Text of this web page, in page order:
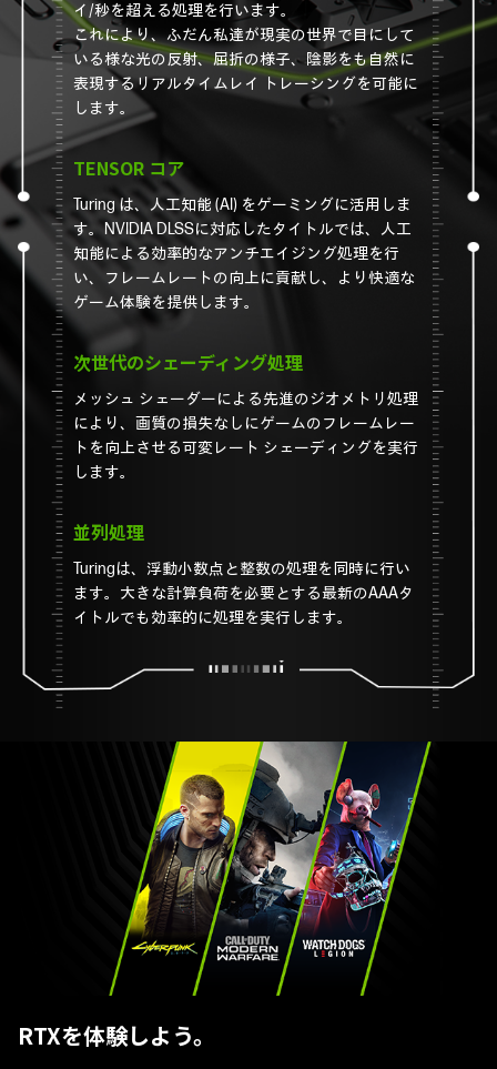
イ/秒を超える処理を行います。
これにより、ふだん私達が現実の世界で目にして
いる様な光の反射、屈折の様子、陰影をも自然に
表現するリアルタイムレイ トレーシングを可能に
します。
TENSOR コア
Turing は、人工知能 (AI) をゲーミングに活用しま
す。NVIDIA DLSSに対応したタイトルでは、人工
知能による効率的なアンチエイジング処理を行
い、フレームレートの向上に貢献し、より快適な
ゲーム体験を提供します。
次世代のシェーディング処理
メッシュ シェーダーによる先進のジオメトリ処理
により、画質の損失なしにゲームのフレームレー
トを向上させる可変レート シェーディングを実行
します。
並列処理
Turingは、浮動小数点と整数の処理を同時に行い
ます。大きな計算負荷を必要とする最新のAAAタ
イトルでも効率的に処理を実行します。
RTXを体験しよう。